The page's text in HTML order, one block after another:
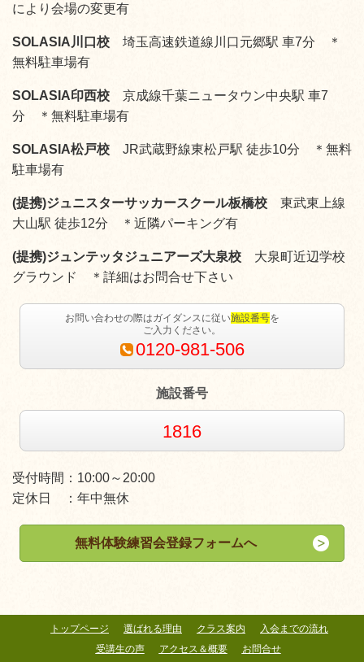
により会場の変更有
SOLASIA川口校 埼玉高速鉄道線川口元郷駅 車7分 ＊
無料駐車場有
SOLASIA印西校 京成線千葉ニュータウン中央駅 車7
分 ＊無料駐車場有
SOLASIA松戸校 JR武蔵野線東松戸駅 徒歩10分 ＊無料
駐車場有
(提携)ジュニスターサッカースクール板橋校 東武東上線
大山駅 徒歩12分 ＊近隣パーキング有
(提携)ジュンテッタジュニアーズ大泉校 大泉町近辺学校
グラウンド ＊詳細はお問合せ下さい
お問い合わせの際はガイダンスに従い施設番号を
ご入力ください。
0120-981-506
施設番号
1816
受付時間：10:00～20:00
定休日 ：年中無休
無料体験練習会登録フォームへ
トップページ 選ばれる理由 クラス案内
入会までの流れ
受講生の声
アクセス＆概要 お問合せ